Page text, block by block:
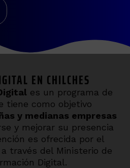
EN CHILCHES
es un programa de
tiene como objetivo
y medianas empresas
y mejorar su presencia
es ofrecida por el
través del Ministerio de
Digital.